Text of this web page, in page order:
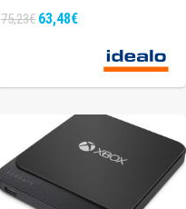
75,23€ 63,48€